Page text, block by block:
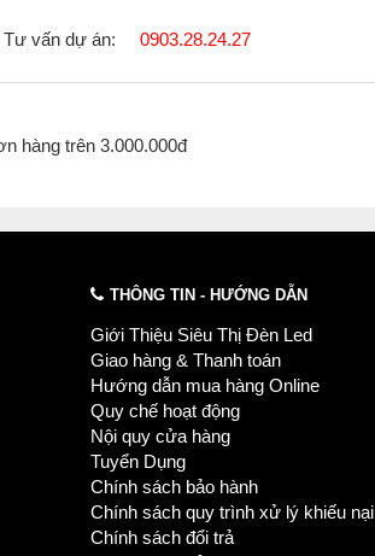
Tư vấn dự án: 0903.28.24.27
hàng trên 3.000.000đ
THÔNG TIN - HƯỚNG DẪN
Giới Thiệu Siêu Thị Đèn Led
Giao hàng & Thanh toán
Hướng dẫn mua hàng Online
Quy chế hoạt động
Nội quy cửa hàng
Tuyển Dụng
Chính sách bảo hành
Chính sách quy trình xử lý khiếu nại
Chính sách đổi trả